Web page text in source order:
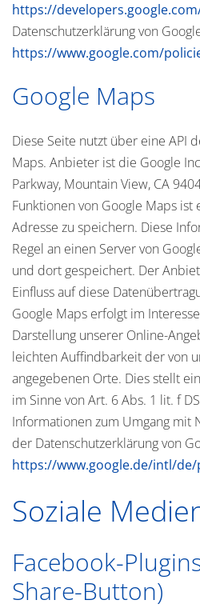
https://
Datenschutzerklärung von
https://www.google.com/
Google Maps
Diese Seite nutzt über eine API
Maps. Anbieter ist die Google
Parkway, Mountain View, CA
Funktionen von Google Maps ist
Adresse zu speichern. Diese
Regel an einen Server von
und dort gespeichert. Der
Einfluss auf diese
Google Maps erfolgt im
Darstellung unserer Online-
leichten Auffindbarkeit der von
angegebenen Orte. Dies stellt
im Sinne von Art. 6 Abs. 1 lit. f
Informationen zum Umgang mit
der Datenschutzerklärung von
https://www.google.de/intl/
Soziale
Facebook-
Share-Button)